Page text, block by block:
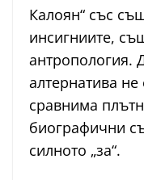
Калоян“ със
инсигниите,
антропология.
алтернатива не
сравнима
биографични
силното „за“.